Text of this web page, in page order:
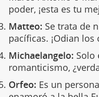
poder, ¡esta es tu
Matteo: Se trata de
pacíficas. ¡Odian los
Michaelangelo: Solo
romanticismo,
Orfeo: Es un